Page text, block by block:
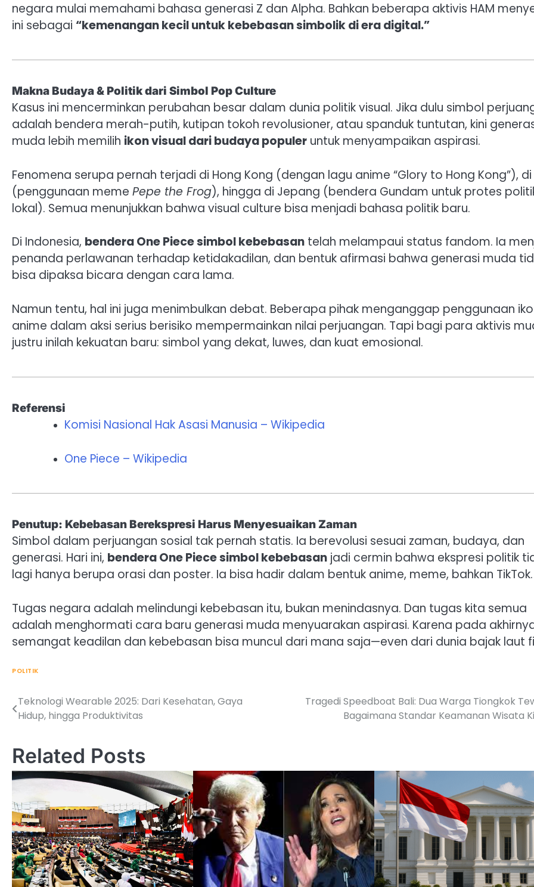
negara mulai memahami bahasa generasi Z dan Alpha. Bahkan beberapa aktivis HAM
ini sebagai “kemenangan kecil untuk kebebasan simbolik di era digital.”
Makna Budaya & Politik dari Simbol Pop Culture
Kasus ini mencerminkan perubahan besar dalam dunia politik visual. Jika dulu simbol
adalah bendera merah-putih, kutipan tokoh revolusioner, atau spanduk tuntutan, kini
muda lebih memilih ikon visual dari budaya populer untuk menyampaikan aspirasi.
Fenomena serupa pernah terjadi di Hong Kong (dengan lagu anime “Glory to Hong Kong”), di
(penggunaan meme Pepe the Frog), hingga di Jepang (bendera Gundam untuk protes
lokal). Semua menunjukkan bahwa visual culture bisa menjadi bahasa politik baru.
Di Indonesia, bendera One Piece simbol kebebasan telah melampaui status fandom. Ia
penanda perlawanan terhadap ketidakadilan, dan bentuk afirmasi bahwa generasi muda
bisa dipaksa bicara dengan cara lama.
Namun tentu, hal ini juga menimbulkan debat. Beberapa pihak menganggap penggunaan
anime dalam aksi serius berisiko mempermainkan nilai perjuangan. Tapi bagi para aktivis
justru inilah kekuatan baru: simbol yang dekat, luwes, dan kuat emosional.
Referensi
Komisi Nasional Hak Asasi Manusia – Wikipedia
One Piece – Wikipedia
Penutup: Kebebasan Berekspresi Harus Menyesuaikan Zaman
Simbol dalam perjuangan sosial tak pernah statis. Ia berevolusi sesuai zaman, budaya, dan
generasi. Hari ini, bendera One Piece simbol kebebasan jadi cermin bahwa ekspresi politik
lagi hanya berupa orasi dan poster. Ia bisa hadir dalam bentuk anime, meme, bahkan TikTok.
Tugas negara adalah melindungi kebebasan itu, bukan menindasnya. Dan tugas kita semua
adalah menghormati cara baru generasi muda menyuarakan aspirasi. Karena pada
semangat keadilan dan kebebasan bisa muncul dari mana saja—even dari dunia bajak laut
POLITIK
Post
navigation
Teknologi Wearable 2025: Dari Kesehatan, Gaya
Hidup, hingga Produktivitas
Tragedi Speedboat Bali: Dua Warga Tiongkok
Bagaimana Standar Keamanan Wisata
Related Posts